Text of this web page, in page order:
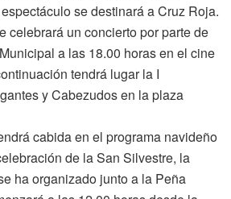
se destinará a Cruz Roja.
celebrará un concierto por parte de
a las 18.00 horas en el cine
tendrá lugar la I
y Cabezudos en la plaza
cabida en el programa navideño
de la San Silvestre, la
ha organizado junto a la Peña